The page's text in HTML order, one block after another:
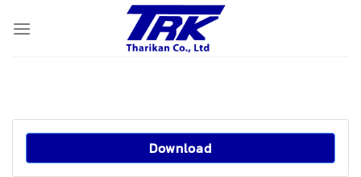
Download